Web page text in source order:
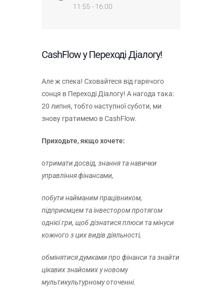
11:55 - 16:00
CashFlow у Переході Діалогу!
Але ж спека! Сховайтеся від гарячого
сонця в Переході Діалогу! А нагода така:
20 липня, тобто наступної суботи, ми
знову гратимемо в CashFlow.
Приходьте, якщо хочете:
отримати досвід, знання та навички
управління фінансами,
побути найманим працівником,
підприємцем та інвестором протягом
однієї гри, щоб дізнатися плюси та мінуси
кожного з цих видів діяльності,
обмінятися думками про фінанси та знайти
цікавих знайомих у новому
мультикультурному оточенні.